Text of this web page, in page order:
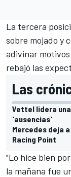
La tercera
sobre mojado y
adivinar
rebajó las
Las
Vettel lidera
'ausencias'
Mercedes deja
Racing Point
"Lo hice bien
la mañana fue